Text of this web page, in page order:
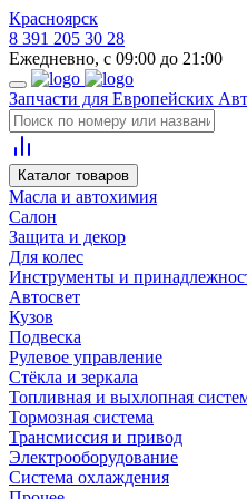
Красноярск
8 391 205 30 28
Ежедневно, с 09:00 до 21:00
Запчасти для Европейских
Каталог товаров
Масла и автохимия
Салон
Защита и декор
Для колес
Инструменты и
Автосвет
Кузов
Подвеска
Рулевое управление
Стёкла и зеркала
Топливная и выхлопная
Тормозная система
Трансмиссия и привод
Электрооборудование
Система охлаждения